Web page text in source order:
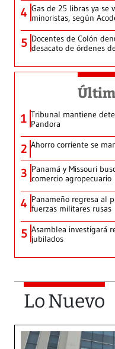
4 Gas de 25 libras ya se
minoristas, según
5 Docentes de Colón
desacato de órdenes
1 Tribunal mantiene
Pandora
2 Ahorro corriente se
3 Panamá y Missouri
comercio agropecuario
4 Panameño regresa al
fuerzas militares rusas
5 Asamblea investigará
jubilados
Lo Nuevo